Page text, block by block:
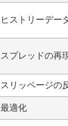
ヒストリーデー
スプレッドの再
スリッページの
最適化